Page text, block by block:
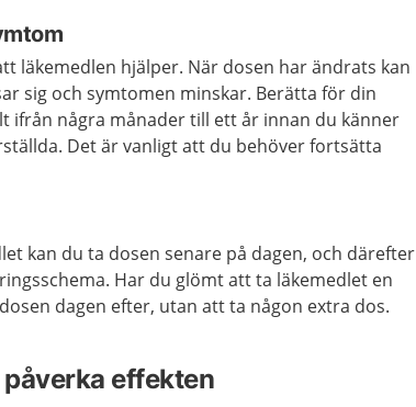
läkemedlen hjälper. När dosen har ändrats kan
sig och symtomen minskar. Berätta för din
ifrån några månader till ett år innan du känner
Det är vanligt att du behöver fortsätta
kan du ta dosen senare på dagen, och därefter
Har du glömt att ta läkemedlet en
dagen efter, utan att ta någon extra dos.
effekten